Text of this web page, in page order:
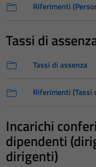
Riferimenti
Tassi di
Tassi di assenza
Riferimenti (Tassi
Incarichi
dipendenti
dirigenti)